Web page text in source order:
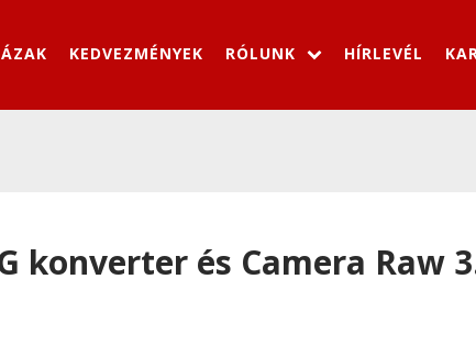
KEDVEZMÉNYEK RÓLUNK HÍRLEVÉL
konverter és Camera Raw